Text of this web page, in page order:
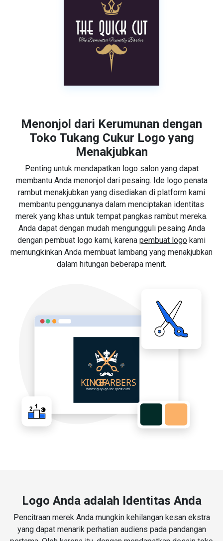
Menonjol dari Kerumunan dengan
Toko Tukang Cukur Logo yang
Menakjubkan
Penting untuk mendapatkan logo salon yang dapat
membantu Anda menonjol dari pesaing. Ide logo penata
rambut menakjubkan yang disediakan di platform kami
membantu penggunanya dalam menciptakan identitas
merek yang khas untuk tempat pangkas rambut mereka.
Anda dapat dengan mudah mengungguli pesaing Anda
dengan pembuat logo kami, karena pembuat logo kami
memungkinkan Anda membuat lambang yang menakjubkan
dalam hitungan beberapa menit.
Logo Anda adalah Identitas Anda
Pencitraan merek Anda mungkin kehilangan kesan ekstra
yang dapat menarik perhatian audiens pada pandangan